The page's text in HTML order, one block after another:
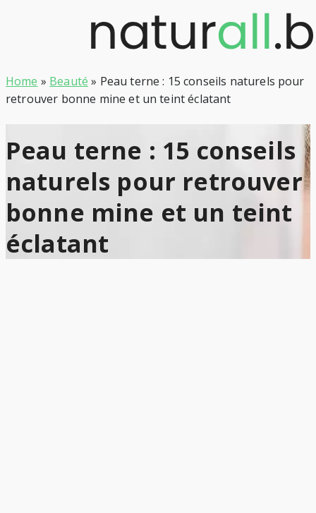
Home » Beauté » Peau terne : 15 conseils naturels pour
retrouver bonne mine et un teint éclatant
Peau terne : 15 conseils
naturels pour retrouver
bonne mine et un teint
éclatant